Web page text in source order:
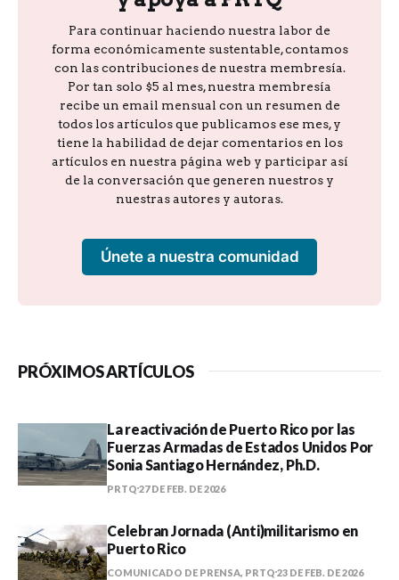
Para continuar haciendo nuestra labor de
forma económicamente sustentable, contamos
con las contribuciones de nuestra membresía.
Por tan solo $5 al mes, nuestra membresía
recibe un email mensual con un resumen de
todos los artículos que publicamos ese mes, y
tiene la habilidad de dejar comentarios en los
artículos en nuestra página web y participar así
de la conversación que generen nuestros y
nuestras autores y autoras.
Únete a nuestra comunidad
PRÓXIMOS ARTÍCULOS
La reactivación de Puerto Rico por las
Fuerzas Armadas de Estados Unidos Por
Sonia Santiago Hernández, Ph.D.
PRTQ 27 DE FEB. DE 2026
Celebran Jornada (Anti)militarismo en
Puerto Rico
COMUNICADO DE PRENSA, PRTQ 23 DE FEB. DE 2026